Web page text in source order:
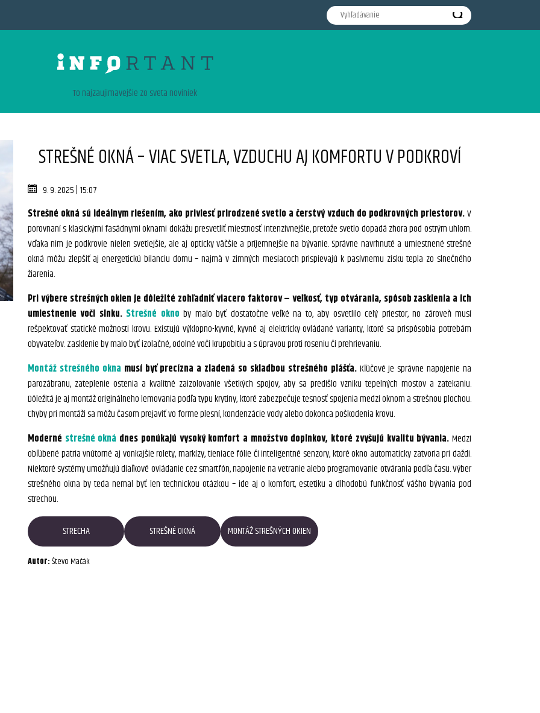
To najzaujimavejšie zo sveta noviniek
STREŠNÉ OKNÁ – VIAC SVETLA, VZDUCHU AJ KOMFORTU V PODKROVÍ
9. 9. 2025 | 15:07
Strešné okná sú ideálnym riešením, ako priviesť prirodzené svetlo a čerstvý vzduch do podkrovných priestorov.V
porovnaní s klasickými fasádnymi oknami dokážu presvetliť miestnosť intenzívnejšie, pretože svetlo dopadá zhora pod ostrým uhlom.
Vďaka nim je podkrovie nielen svetlejšie, ale aj opticky väčšie a príjemnejšie na bývanie. Správne navrhnuté a umiestnené strešné
okná môžu zlepšiť aj energetickú bilanciu domu – najmä v zimných mesiacoch prispievajú k pasívnemu zisku tepla zo slnečného
žiarenia.
Pri výbere strešných okien je dôležité zohľadniť viacero faktorov – veľkosť, typ otvárania, spôsob zasklenia a ich
umiestnenie voči slnku. Strešné okno by malo byť dostatočne veľké na to, aby osvetlilo celý priestor, no zároveň musí
rešpektovať statické možnosti krovu. Existujú výklopno-kyvné, kyvné aj elektricky ovládané varianty, ktoré sa prispôsobia potrebám
obyvateľov. Zasklenie by malo byť izolačné, odolné voči krupobitiu a s úpravou proti roseniu či prehrievaniu.
Montáž strešného okna musí byť precízna a zladená so skladbou strešného plášťa.Kľúčové je správne napojenie na
parozábranu, zateplenie ostenia a kvalitné zaizolovanie všetkých spojov, aby sa predišlo vzniku tepelných mostov a zatekaniu.
Dôležitá je aj montáž originálneho lemovania podľa typu krytiny, ktoré zabezpečuje tesnosť spojenia medzi oknom a strešnou plochou.
Chyby pri montáži sa môžu časom prejaviť vo forme plesní, kondenzácie vody alebo dokonca poškodenia krovu.
Moderné strešné okná dnes ponúkajú vysoký komfort a množstvo doplnkov, ktoré zvyšujú kvalitu bývania. Medzi
obľúbené patria vnútorné aj vonkajšie rolety, markízy, tieniace fólie či inteligentné senzory, ktoré okno automaticky zatvoria pri daždi.
Niektoré systémy umožňujú diaľkové ovládanie cez smartfón, napojenie na vetranie alebo programovanie otvárania podľa času. Výber
strešného okna by teda nemal byť len technickou otázkou – ide aj o komfort, estetiku a dlhodobú funkčnosť vášho bývania pod
strechou.
STRECHA STREŠNÉ OKNÁ MONTÁŽ STREŠNÝCH OKIEN
Autor:Števo Mačák